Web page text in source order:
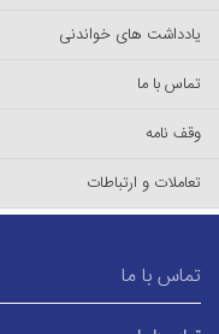
یادداشت های خواندنی
تماس با ما
وقف نامه
تعاملات و ارتباطات
تماس با ما